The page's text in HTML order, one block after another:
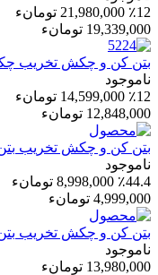
٪12 21,980,000 تومانء
19,339,000 تومانء
بتن کن و چکش تخریب
ناموجود
٪12 14,599,000 تومانء
12,848,000 تومانء
بتن کن و چکش تخریب
ناموجود
٪44.4 8,998,000 تومانء
4,999,000 تومانء
بتن کن و چکش تخریب
ناموجود
13,980,000 تومانء